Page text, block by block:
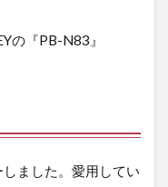
の『PB-N83』
ました。愛用してい